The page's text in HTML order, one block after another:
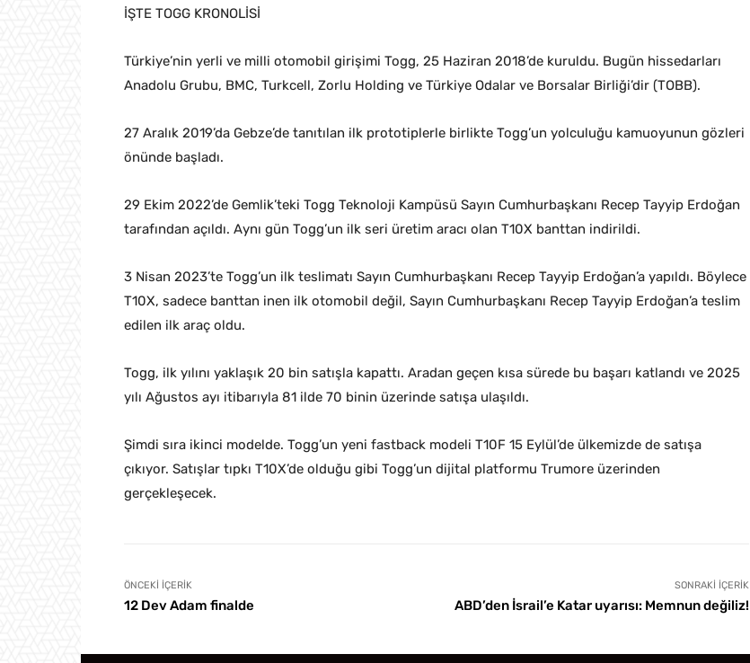
İŞTE TOGG KRONOLİSİ
Türkiye’nin yerli ve milli otomobil girişimi Togg, 25 Haziran 2018’de kuruldu. Bugün hissedarları
Anadolu Grubu, BMC, Turkcell, Zorlu Holding ve Türkiye Odalar ve Borsalar Birliği’dir (TOBB).
27 Aralık 2019’da Gebze’de tanıtılan ilk prototiplerle birlikte Togg’un yolculuğu kamuoyunun gözleri
önünde başladı.
29 Ekim 2022’de Gemlik’teki Togg Teknoloji Kampüsü Sayın Cumhurbaşkanı Recep Tayyip Erdoğan
tarafından açıldı. Aynı gün Togg’un ilk seri üretim aracı olan T10X banttan indirildi.
3 Nisan 2023’te Togg’un ilk teslimatı Sayın Cumhurbaşkanı Recep Tayyip Erdoğan’a yapıldı. Böylece
T10X, sadece banttan inen ilk otomobil değil, Sayın Cumhurbaşkanı Recep Tayyip Erdoğan’a teslim
edilen ilk araç oldu.
Togg, ilk yılını yaklaşık 20 bin satışla kapattı. Aradan geçen kısa sürede bu başarı katlandı ve 2025
yılı Ağustos ayı itibarıyla 81 ilde 70 binin üzerinde satışa ulaşıldı.
Şimdi sıra ikinci modelde. Togg’un yeni fastback modeli T10F 15 Eylül’de ülkemizde de satışa
çıkıyor. Satışlar tıpkı T10X’de olduğu gibi Togg’un dijital platformu Trumore üzerinden
gerçekleşecek.
ÖNCEKI İÇERIK
12 Dev Adam finalde
SONRAKI İÇERIK
ABD’den İsrail’e Katar uyarısı: Memnun değiliz!